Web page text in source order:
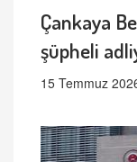
Çankaya
şüpheli
15 Temmuz